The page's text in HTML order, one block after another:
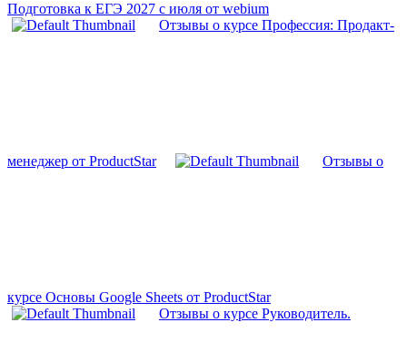
Подготовка к ЕГЭ 2027 с июля от webium
Отзывы о курсе Профессия: Продакт-
менеджер от ProductStar Отзывы о
курсе Основы Google Sheets от ProductStar
Отзывы о курсе Руководитель.